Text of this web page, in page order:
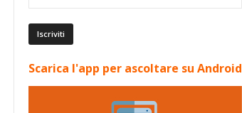
Scarica l'app per ascoltare su Android